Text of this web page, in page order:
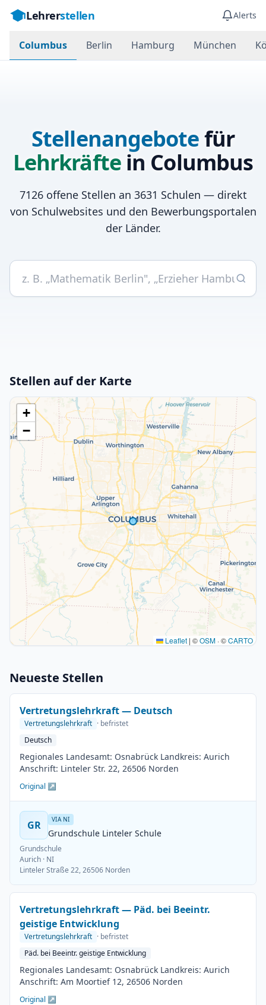
Lehrerstellen Alerts
Columbus Berlin Hamburg München
Stellenangebotefür
Lehrkräfte in Columbus
7126offene Stellen an 3631 Schulen — direkt
von Schulwebsites und den Bewerbungsportalen
der Länder.
Stellen auf der Karte
+
−
Leaflet | ©OSM · ©CARTO
Neueste Stellen
Vertretungslehrkraft — Deutsch
Vertretungslehrkraft · befristet
Deutsch
Regionales Landesamt: Osnabrück Landkreis: Aurich
Anschrift: Linteler Str. 22, 26506 Norden
Original ↗
GR VIA NI
Grundschule Linteler Schule
Grundschule
Aurich · NI
Linteler Straße 22, 26506 Norden
Vertretungslehrkraft — Päd. bei Beeintr.
geistige Entwicklung
Vertretungslehrkraft · befristet
Päd. bei Beeintr. geistige Entwicklung
Regionales Landesamt: Osnabrück Landkreis: Aurich
Anschrift: Am Moortief 12, 26506 Norden
Original ↗